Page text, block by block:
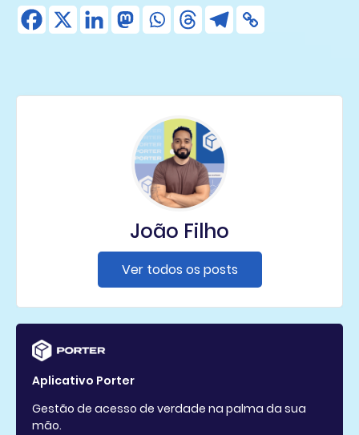
João Filho
Ver todos os posts
Aplicativo Porter
Gestão de acesso de verdade na palma da sua
mão.